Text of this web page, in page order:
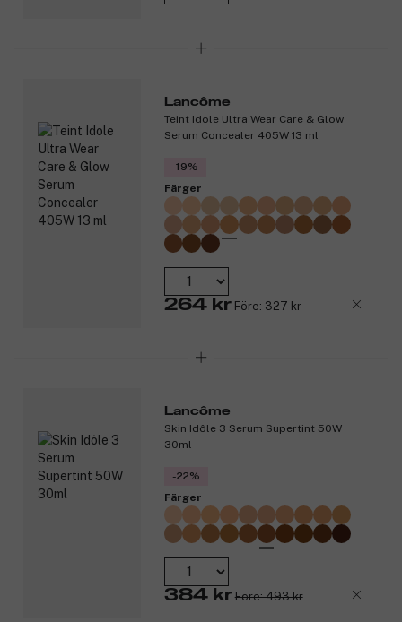
Lancôme
Teint Idole Ultra Wear Care & Glow
Serum Concealer 405W 13 ml
-19%
Färger
264 kr Före: 327 kr
Lancôme
Skin Idôle 3 Serum Supertint 50W
30ml
-22%
Färger
384 kr Före: 493 kr